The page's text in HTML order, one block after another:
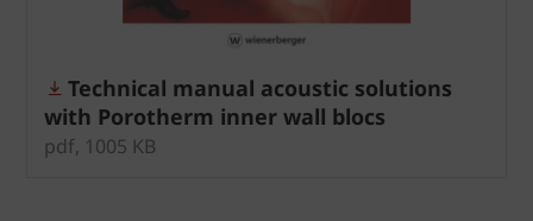
Technical manual acoustic solutions
with Porotherm inner wall blocs
pdf, 1005 KB